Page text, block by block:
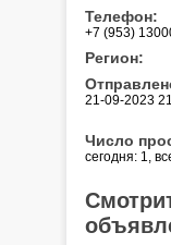
Телефон:
+7 (953)
Регион:
21-09-2023
Число
сегодня: 1,